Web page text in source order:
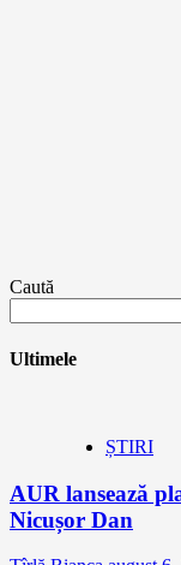
Caută
Ultimele
ȘTIRI
AUR lansează
Nicușor Dan